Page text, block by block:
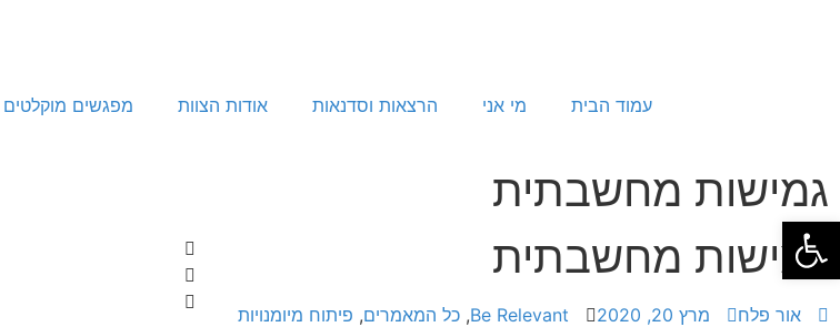
עמוד הבית מי אני הרצאות וסדנאות אודות הצוות מפגשים מוקלטים
גמישות מחשבתית
גמישות מחשבתית
אור פלח מרץ 20, 2020 Be Relevant
, כל המאמרים, פיתוח מיומנויות
פתח סרגל נגישות